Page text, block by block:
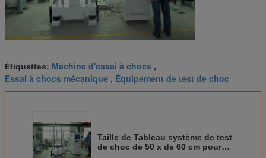
Étiquettes: Machine d'essai à chocs ,
Essai à chocs mécanique , Équipement de test de choc
Taille de Tableau système de test
de choc de 50 x de 60 cm pour